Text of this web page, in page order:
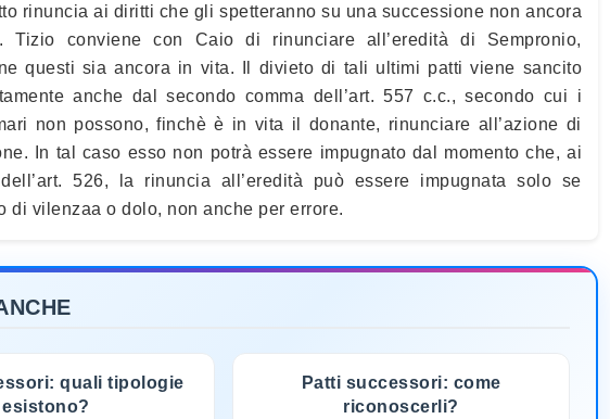
rinuncia ai diritti che gli spetteranno su una successione non ancora
Tizio conviene con Caio di rinunciare all’eredità di Sempronio,
questi sia ancora in vita. Il divieto di tali ultimi patti viene sancito
anche dal secondo comma dell’art. 557 c.c., secondo cui i
non possono, finchè è in vita il donante, rinunciare all’azione di
In tal caso esso non potrà essere impugnato dal momento che, ai
526, la rinuncia all’eredità può essere impugnata solo se
di vilenzaa o dolo, non anche per errore.
quali tipologie
esistono?
Patti successori: come
riconoscerli?